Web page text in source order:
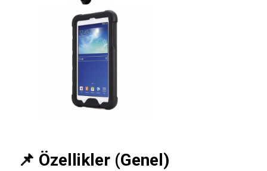
📌 Özellikler (Genel)